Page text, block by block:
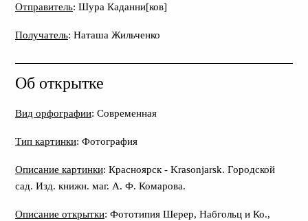
Отправитель: Шура Каданни[ков]
Получатель: Наташа Жильченко
Об открытке
Вид орфографии: Современная
Тип картинки: Фотография
Описание картинки: Красноярск - Krasonjarsk. Городской
сад. Изд. книжн. маг. А. Ф. Комарова.
Описание открытки: Фототипия Шерер, Набгольц и Ко.,